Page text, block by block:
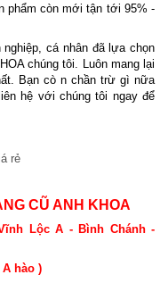
phẩm còn mới tận tới 95% -
cá nhân đã lựa chọn
chúng tôi. Luôn mang lại
Bạn cò n chần trừ gì nữa
hệ với chúng tôi ngay để
rẻ
CŨ ANH KHOA
Lộc A - Bình Chánh -
A hào )